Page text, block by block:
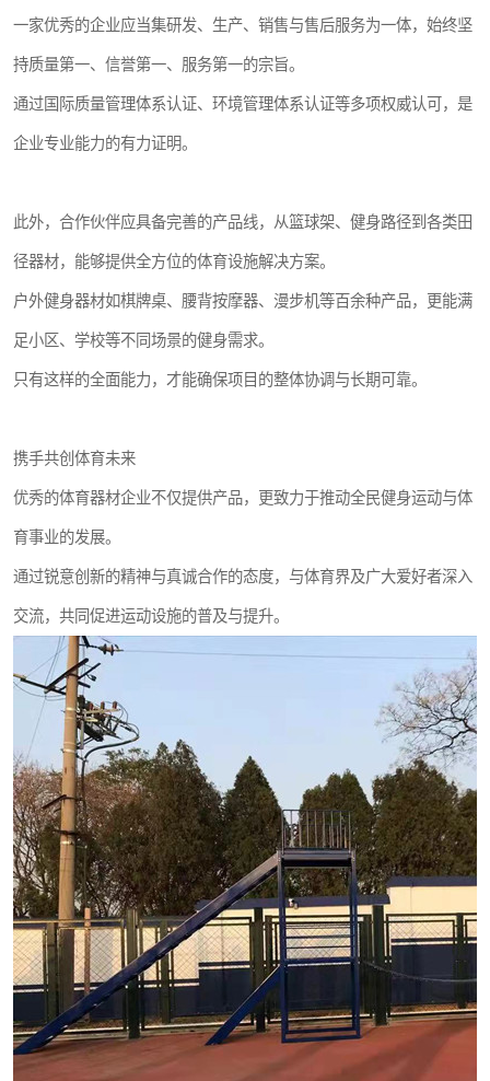
一家优秀的企业应当集研发、生产、销售与售后服务为一体，始终坚
持质量第一、信誉第一、服务第一的宗旨。
通过国际质量管理体系认证、环境管理体系认证等多项权威认可，是
企业专业能力的有力证明。
此外，合作伙伴应具备完善的产品线，从篮球架、健身路径到各类田
径器材，能够提供全方位的体育设施解决方案。
户外健身器材如棋牌桌、腰背按摩器、漫步机等百余种产品，更能满
足小区、学校等不同场景的健身需求。
只有这样的全面能力，才能确保项目的整体协调与长期可靠。
携手共创体育未来
优秀的体育器材企业不仅提供产品，更致力于推动全民健身运动与体
育事业的发展。
通过锐意创新的精神与真诚合作的态度，与体育界及广大爱好者深入
交流，共同促进运动设施的普及与提升。